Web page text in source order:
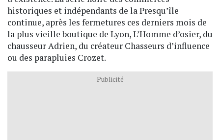
historiques et indépendants de la Presqu’île
continue, après les fermetures ces derniers mois de
la plus vieille boutique de Lyon, L’Homme d’osier, du
chausseur Adrien, du créateur Chasseurs d’influence
ou des parapluies Crozet.
Publicité